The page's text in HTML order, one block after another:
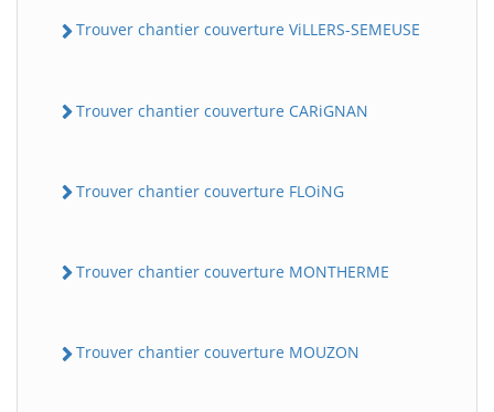
Trouver chantier couverture ViLLERS-SEMEUSE
Trouver chantier couverture CARiGNAN
Trouver chantier couverture FLOiNG
Trouver chantier couverture MONTHERME
Trouver chantier couverture MOUZON